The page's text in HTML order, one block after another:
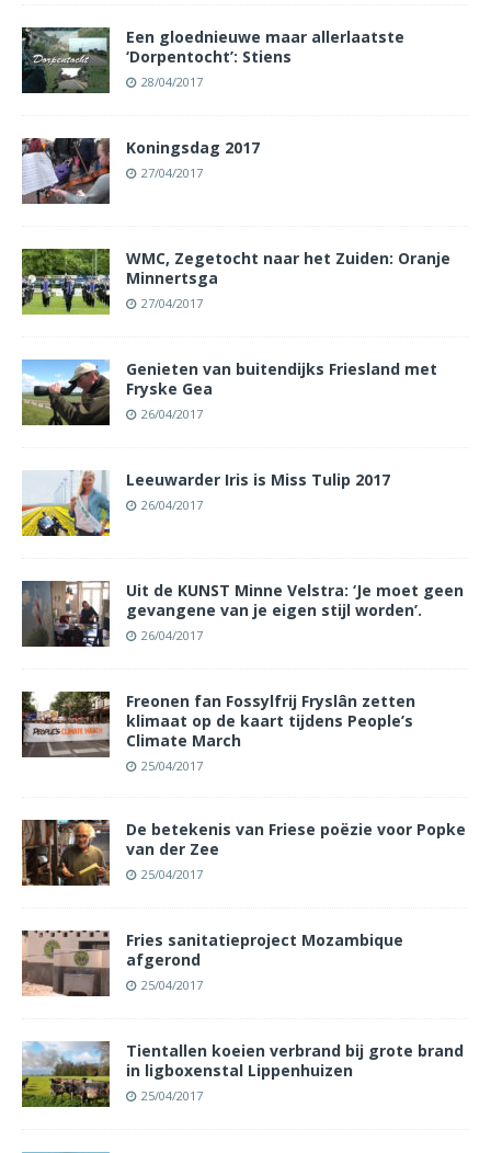
Een gloednieuwe maar allerlaatste
‘Dorpentocht’: Stiens
28/04/2017
Koningsdag 2017
27/04/2017
WMC, Zegetocht naar het Zuiden: Oranje
Minnertsga
27/04/2017
Genieten van buitendijks Friesland met
Fryske Gea
26/04/2017
Leeuwarder Iris is Miss Tulip 2017
26/04/2017
Uit de KUNST Minne Velstra: ‘Je moet geen
gevangene van je eigen stijl worden’.
26/04/2017
Freonen fan Fossylfrij Fryslân zetten
klimaat op de kaart tijdens People’s
Climate March
25/04/2017
De betekenis van Friese poëzie voor Popke
van der Zee
25/04/2017
Fries sanitatieproject Mozambique
afgerond
25/04/2017
Tientallen koeien verbrand bij grote brand
in ligboxenstal Lippenhuizen
25/04/2017